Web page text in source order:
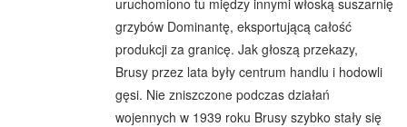
uruchomiono tu między innymi włoską suszarnię
grzybów Dominantę, eksportującą całość
produkcji za granicę. Jak głoszą przekazy,
Brusy przez lata były centrum handlu i hodowli
gęsi. Nie zniszczone podczas działań
wojennych w 1939 roku Brusy szybko stały się